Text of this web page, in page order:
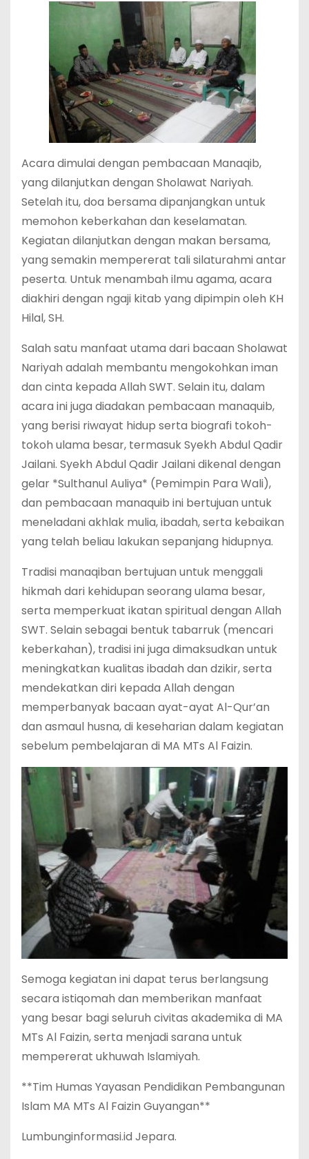
Acara dimulai dengan pembacaan Manaqib,
yang dilanjutkan dengan Sholawat Nariyah.
Setelah itu, doa bersama dipanjangkan untuk
memohon keberkahan dan keselamatan.
Kegiatan dilanjutkan dengan makan bersama,
yang semakin mempererat tali silaturahmi antar
peserta. Untuk menambah ilmu agama, acara
diakhiri dengan ngaji kitab yang dipimpin oleh KH
Hilal, SH.
Salah satu manfaat utama dari bacaan Sholawat
Nariyah adalah membantu mengokohkan iman
dan cinta kepada Allah SWT. Selain itu, dalam
acara ini juga diadakan pembacaan manaquib,
yang berisi riwayat hidup serta biografi tokoh-
tokoh ulama besar, termasuk Syekh Abdul Qadir
Jailani. Syekh Abdul Qadir Jailani dikenal dengan
gelar *Sulthanul Auliya* (Pemimpin Para Wali),
dan pembacaan manaquib ini bertujuan untuk
meneladani akhlak mulia, ibadah, serta kebaikan
yang telah beliau lakukan sepanjang hidupnya.
Tradisi manaqiban bertujuan untuk menggali
hikmah dari kehidupan seorang ulama besar,
serta memperkuat ikatan spiritual dengan Allah
SWT. Selain sebagai bentuk tabarruk (mencari
keberkahan), tradisi ini juga dimaksudkan untuk
meningkatkan kualitas ibadah dan dzikir, serta
mendekatkan diri kepada Allah dengan
memperbanyak bacaan ayat-ayat Al-Qur’an
dan asmaul husna, di keseharian dalam kegiatan
sebelum pembelajaran di MA MTs Al Faizin.
Semoga kegiatan ini dapat terus berlangsung
secara istiqomah dan memberikan manfaat
yang besar bagi seluruh civitas akademika di MA
MTs Al Faizin, serta menjadi sarana untuk
mempererat ukhuwah Islamiyah.
**Tim Humas Yayasan Pendidikan Pembangunan
Islam MA MTs Al Faizin Guyangan**
Lumbunginformasi.id Jepara.